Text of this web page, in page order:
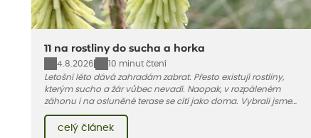
11 na rostliny do sucha a horka
4.8.2026
10 minut čtení
Letošní léto dává zahradám zabrat. Přesto existují rostliny,
kterým sucho a žár vůbec nevadí. Naopak, v rozpáleném
záhonu i na osluněné terase se cítí jako doma. Vybrali jsme
pro vás 11 tipů na odolné druhy, které zvládnou horké a suché
léto bez pravidelné zálivky. Pojďme se podívat, které to jsou.
celý článek